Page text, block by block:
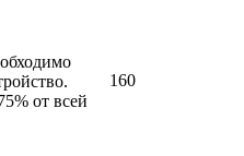
от всей
160